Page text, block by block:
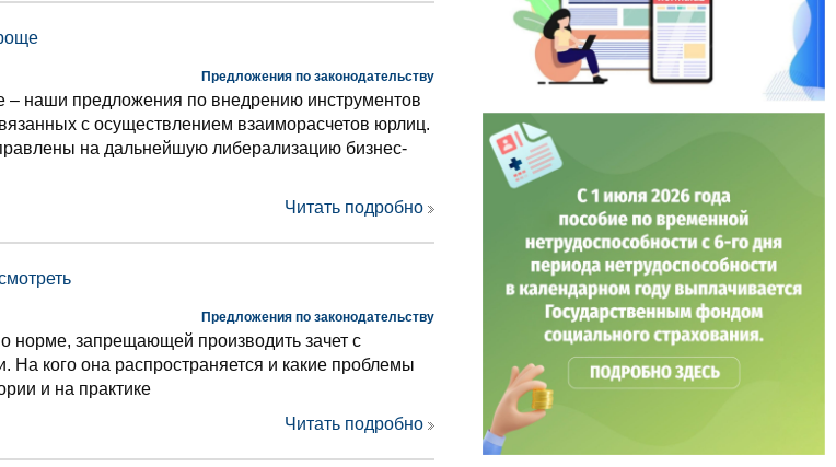
Предложения по законодательству
– наши предложения по внедрению инструментов
с осуществлением взаиморасчетов юрлиц.
на дальнейшую либерализацию бизнес-
Читать подробно
Предложения по законодательству
норме, запрещающей производить зачет с
На кого она распространяется и какие проблемы
и на практике
Читать подробно